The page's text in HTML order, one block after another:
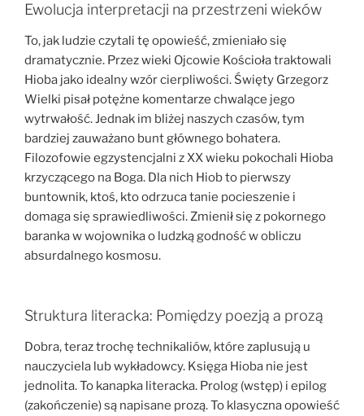
Ewolucja interpretacji na przestrzeni wieków
To, jak ludzie czytali tę opowieść, zmieniało się
dramatycznie. Przez wieki Ojcowie Kościoła traktowali
Hioba jako idealny wzór cierpliwości. Święty Grzegorz
Wielki pisał potężne komentarze chwalące jego
wytrwałość. Jednak im bliżej naszych czasów, tym
bardziej zauważano bunt głównego bohatera.
Filozofowie egzystencjalni z XX wieku pokochali Hioba
krzyczącego na Boga. Dla nich Hiob to pierwszy
buntownik, ktoś, kto odrzuca tanie pocieszenie i
domaga się sprawiedliwości. Zmienił się z pokornego
baranka w wojownika o ludzką godność w obliczu
absurdalnego kosmosu.
Struktura literacka: Pomiędzy poezją a prozą
Dobra, teraz trochę technikaliów, które zaplusują u
nauczyciela lub wykładowcy. Księga Hioba nie jest
jednolita. To kanapka literacka. Prolog (wstęp) i epilog
(zakończenie) są napisane prozą. To klasyczna opowieść